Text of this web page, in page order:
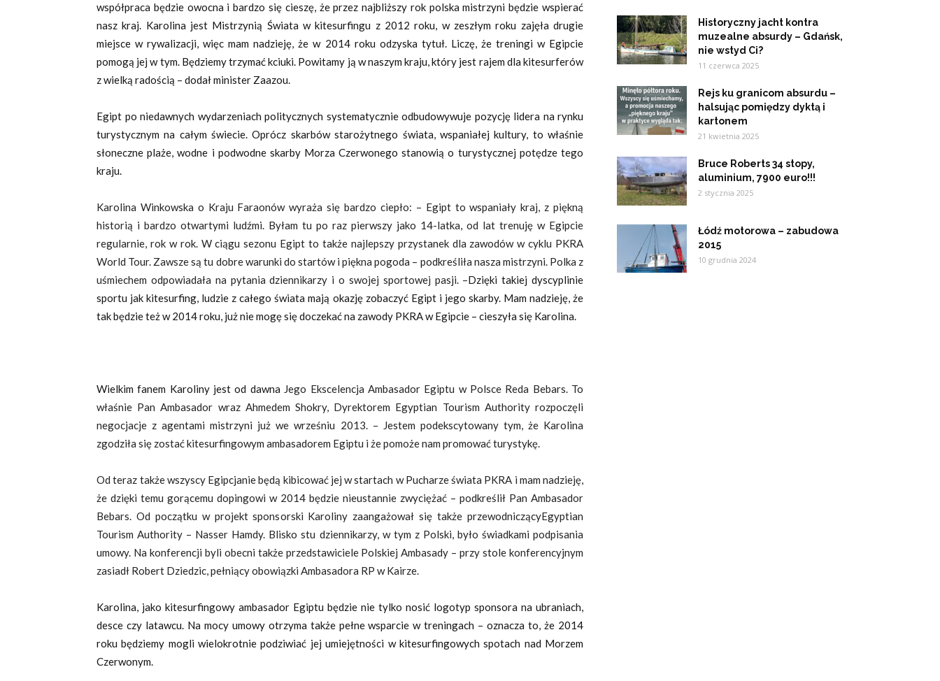
współpraca będzie owocna i bardzo się cieszę, że przez najbliższy rok polska mistrzyni będzie wspierać
nasz kraj. Karolina jest Mistrzynią Świata w kitesurfingu z 2012 roku, w zeszłym roku zajęła drugie
miejsce w rywalizacji, więc mam nadzieję, że w 2014 roku odzyska tytuł. Liczę, że treningi w Egipcie
pomogą jej w tym. Będziemy trzymać kciuki. Powitamy ją w naszym kraju, który jest rajem dla kitesurferów
z wielką radością – dodał minister Zaazou.
Egipt po niedawnych wydarzeniach politycznych systematycznie odbudowywuje pozycję lidera na rynku
turystycznym na całym świecie. Oprócz skarbów starożytnego świata, wspaniałej kultury, to właśnie
słoneczne plaże, wodne i podwodne skarby Morza Czerwonego stanowią o turystycznej potędze tego
kraju.
Karolina Winkowska o Kraju Faraonów wyraża się bardzo ciepło: – Egipt to wspaniały kraj, z piękną
historią i bardzo otwartymi ludźmi. Byłam tu po raz pierwszy jako 14-latka, od lat trenuję w Egipcie
regularnie, rok w rok. W ciągu sezonu Egipt to także najlepszy przystanek dla zawodów w cyklu PKRA
World Tour. Zawsze są tu dobre warunki do startów i piękna pogoda – podkreśliła nasza mistrzyni. Polka z
uśmiechem odpowiadała na pytania dziennikarzy i o swojej sportowej pasji. –Dzięki takiej dyscyplinie
sportu jak kitesurfing, ludzie z całego świata mają okazję zobaczyć Egipt i jego skarby. Mam nadzieję, że
tak będzie też w 2014 roku, już nie mogę się doczekać na zawody PKRA w Egipcie – cieszyła się Karolina.
Wielkim fanem Karoliny jest od dawna Jego Ekscelencja Ambasador Egiptu w Polsce Reda Bebars. To
właśnie Pan Ambasador wraz Ahmedem Shokry, Dyrektorem Egyptian Tourism Authority rozpoczęli
negocjacje z agentami mistrzyni już we wrześniu 2013. – Jestem podekscytowany tym, że Karolina
zgodziła się zostać kitesurfingowym ambasadorem Egiptu i że pomoże nam promować turystykę.
Od teraz także wszyscy Egipcjanie będą kibicować jej w startach w Pucharze świata PKRA i mam nadzieję,
że dzięki temu gorącemu dopingowi w 2014 będzie nieustannie zwyciężać – podkreślił Pan Ambasador
Bebars. Od początku w projekt sponsorski Karoliny zaangażował się także przewodniczącyEgyptian
Tourism Authority – Nasser Hamdy. Blisko stu dziennikarzy, w tym z Polski, było świadkami podpisania
umowy. Na konferencji byli obecni także przedstawiciele Polskiej Ambasady – przy stole konferencyjnym
zasiadł Robert Dziedzic, pełniący obowiązki Ambasadora RP w Kairze.
Karolina, jako kitesurfingowy ambasador Egiptu będzie nie tylko nosić logotyp sponsora na ubraniach,
desce czy latawcu. Na mocy umowy otrzyma także pełne wsparcie w treningach – oznacza to, że 2014
roku będziemy mogli wielokrotnie podziwiać jej umiejętności w kitesurfingowych spotach nad Morzem
Czerwonym.
Historyczny jacht kontra
muzealne absurdy – Gdańsk,
nie wstyd Ci?
11 czerwca 2025
Rejs ku granicom absurdu –
halsując pomiędzy dyktą i
kartonem
21 kwietnia 2025
Bruce Roberts 34 stopy,
aluminium, 7900 euro!!!
2 stycznia 2025
Łódź motorowa – zabudowa
2015
10 grudnia 2024